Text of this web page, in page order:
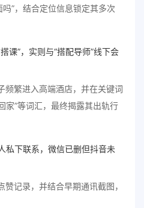
”，结合定位信息锁定其多次
课”，实则与“搭配导师”线下会
频繁进入高端酒店，并在关键词
家”等词汇，最终揭露其出轨行
私下联系，微信已删但抖音未
记录，并结合早期通讯截图，